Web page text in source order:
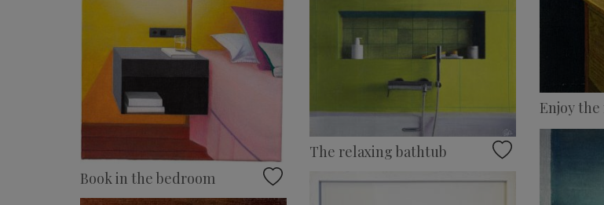
Enjoy
Book in the bedroom
The relaxing bathtub